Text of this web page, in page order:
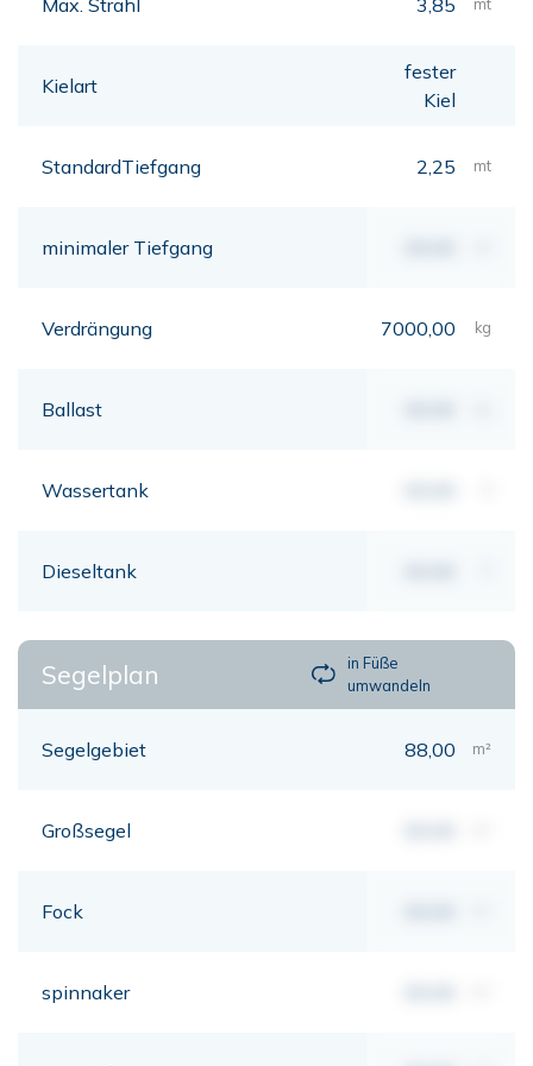
mt
Kielart
fester
Kiel
StandardTiefgang 2,25 mt
minimaler Tiefgang
Verdrängung 7000,00 kg
Ballast
Wassertank
Dieseltank
Segelplan
in Füße
umwandeln
Segelgebiet 88,00 m²
Großsegel
Fock
spinnaker